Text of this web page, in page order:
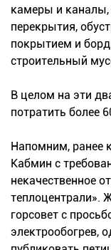
камеры и каналы,
перекрытия,
покрытием и
строительный
В целом на эти
потратить более
Напомним, ранее
Кабмин с
некачественное
теплоцентрали».
горсовет с
электрообогрев,